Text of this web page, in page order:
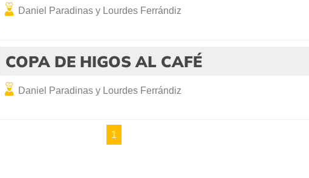
Daniel Paradinas y Lourdes Ferrándiz
COPA DE HIGOS AL CAFÉ
Daniel Paradinas y Lourdes Ferrándiz
1